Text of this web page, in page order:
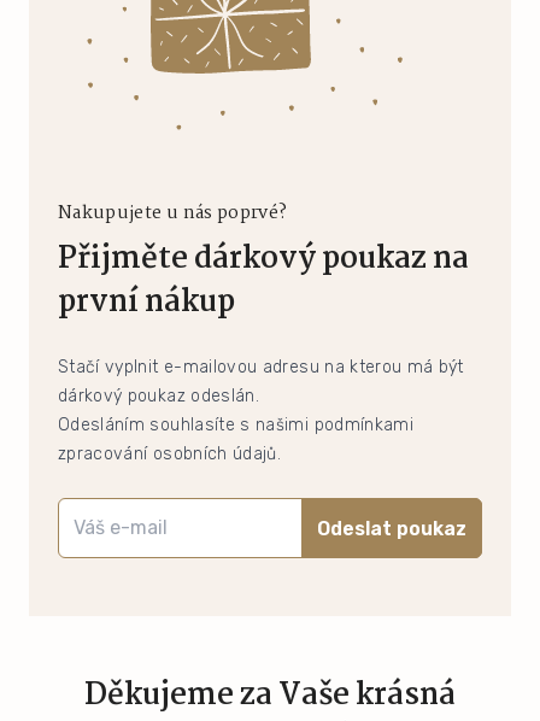
Nakupujete u nás poprvé?
Přijměte dárkový poukaz na
první nákup
Stačí vyplnit e-mailovou adresu na kterou má být
dárkový poukaz odeslán.
Odesláním souhlasíte s našimi podmínkami
zpracování osobních údajů.
Odeslat poukaz
Děkujeme za Vaše krásná